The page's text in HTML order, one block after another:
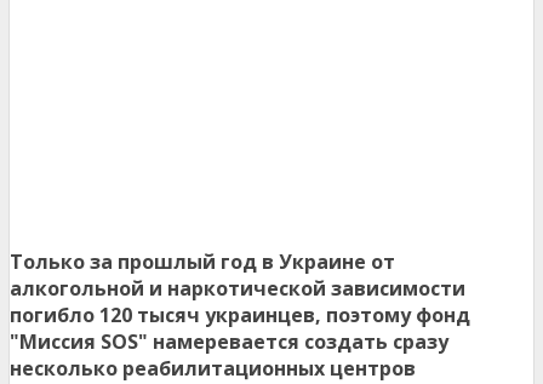
Только за прошлый год в Украине от
алкогольной и наркотической зависимости
погибло 120 тысяч украинцев, поэтому фонд
"Миссия SOS" намеревается создать сразу
несколько реабилитационных центров